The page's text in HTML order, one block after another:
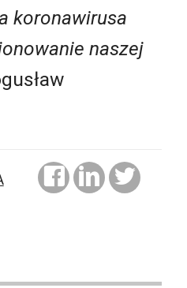
koronawirusa
naszej